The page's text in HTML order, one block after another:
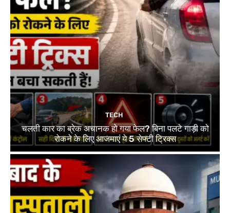
TECH
चलती कार का ब्रेक अचानक हो गया फेल? बिना पलटे गाड़ी को
रोकने के लिए आजमाएं ये 5 सेफ्टी ट्रिक्स